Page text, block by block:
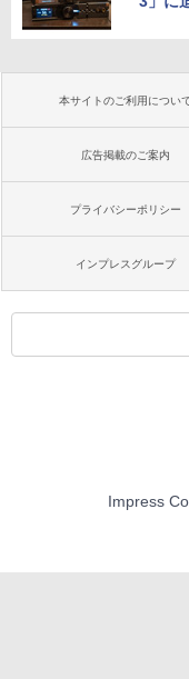
本サイトのご利用につい
広告掲載のご案内
プライバシーポリシー
インプレスグループ
Impress